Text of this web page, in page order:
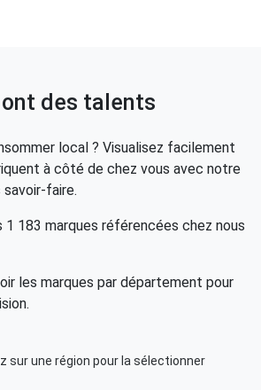
des talents
local ? Visualisez facilement
à côté de chez vous avec notre
faire.
1 183 marques référencées chez nous
les marques par département pour
sur une région pour la sélectionner